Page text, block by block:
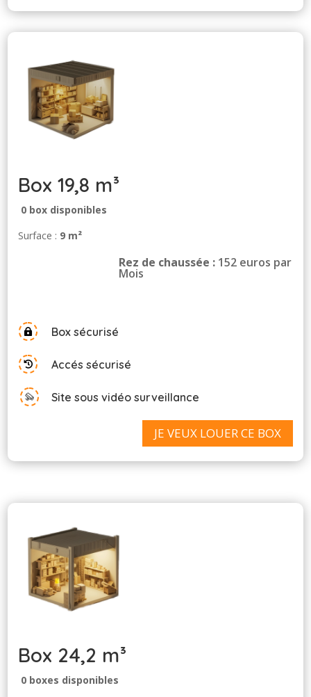
Box 19,8 m³
0 box disponibles
Surface : 9 m²
Rez de chaussée : 152 euros par
Mois
 Box sécurisé
 Accés sécurisé
Site sous vidéo surveillance
JE VEUX LOUER CE BOX
Box 24,2 m³
0 boxes disponibles